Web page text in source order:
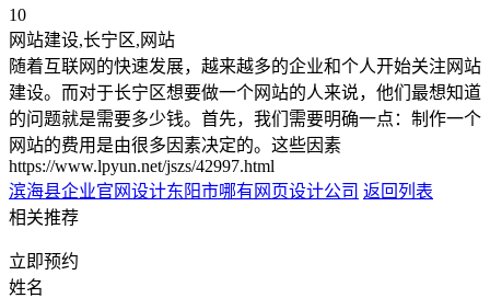
10
网站建设,长宁区,网站
随着互联网的快速发展，越来越多的企业和个人开始关注网站
建设。而对于长宁区想要做一个网站的人来说，他们最想知道
的问题就是需要多少钱。首先，我们需要明确一点：制作一个
网站的费用是由很多因素决定的。这些因素
https://www.lpyun.net/jszs/42997.html
滨海县企业官网设计东阳市哪有网页设计公司 返回列表
相关推荐
立即预约
姓名